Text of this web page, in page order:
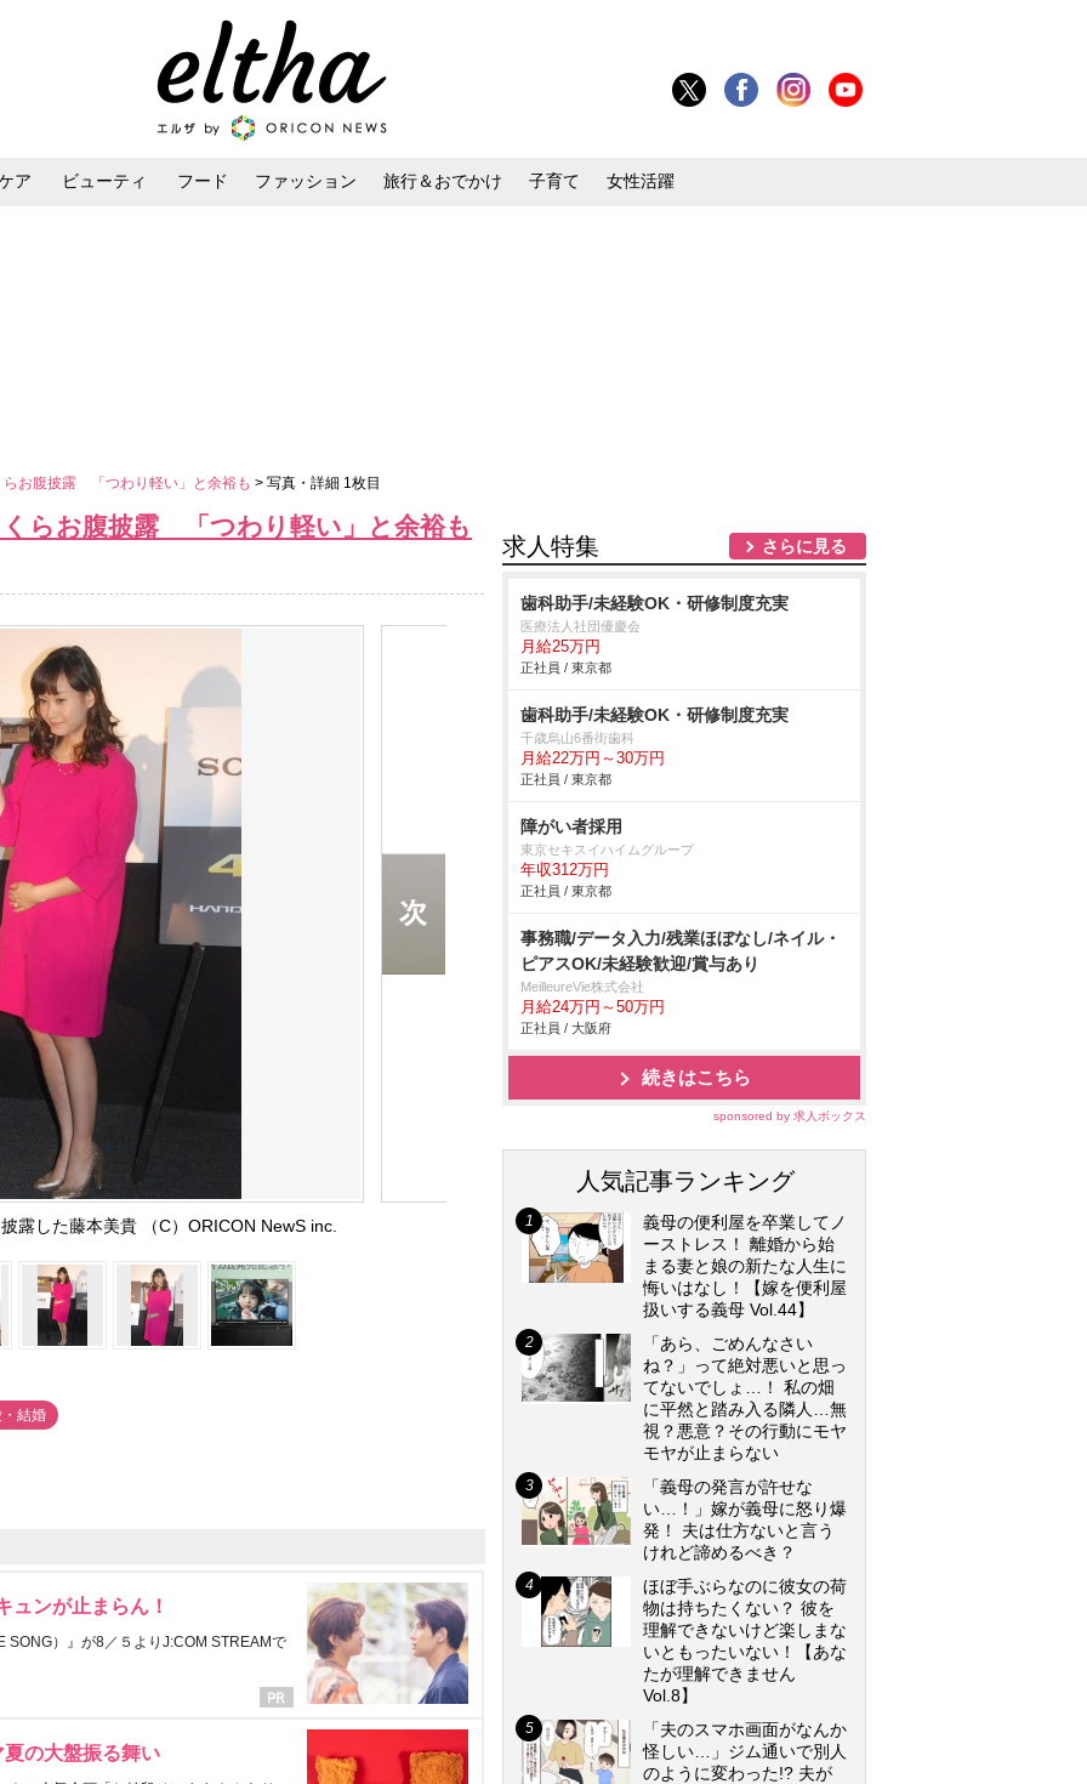
ア ビューティ フード ファッション 旅行＆おでかけ 子育て 女性活躍
らお腹披露 「つわり軽い」と余裕も > 写真・詳細 1枚目
らお腹披露 「つわり軽い」と余裕も
露した藤本美貴 （C）ORICON NewS inc.
結婚
ュンが止まらん！
SONG）』が8／５よりJ:COM STREAMで
の大盤振る舞い
求人特集 さらに見る
歯科助手/未経験OK・研修制度充実
医療法人社団優慶会
月給25万円
正社員 / 東京都
歯科助手/未経験OK・研修制度充実
千歳烏山6番街歯科
月給22万円～30万円
正社員 / 東京都
障がい者採用
東京セキスイハイムグループ
年収312万円
正社員 / 東京都
事務職/データ入力/残業ほぼなし/ネイル・
ピアスOK/未経験歓迎/賞与あり
MeilleureVie株式会社
月給24万円～50万円
正社員 / 大阪府
続きはこちら
sponsored by 求人ボックス
人気記事ランキング
義母の便利屋を卒業してノ
ーストレス！ 離婚から始
まる妻と娘の新たな人生に
悔いはなし！【嫁を便利屋
扱いする義母 Vol.44】
「あら、ごめんなさい
ね？」って絶対悪いと思っ
てないでしょ…！ 私の畑
に平然と踏み入る隣人…無
視？悪意？その行動にモヤ
モヤが止まらない
「義母の発言が許せな
い…！」嫁が義母に怒り爆
発！ 夫は仕方ないと言う
けれど諦めるべき？
ほぼ手ぶらなのに彼女の荷
物は持ちたくない？ 彼を
理解できないけど楽しまな
いともったいない！【あな
たが理解できません
Vol.8】
「夫のスマホ画面がなんか
怪しい…」ジム通いで別人
のように変わった!? 夫が